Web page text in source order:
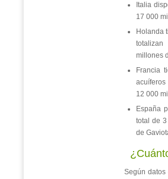
Italia
17 000
Holanda
millones
Francia
12 000
España
total de
de
Según